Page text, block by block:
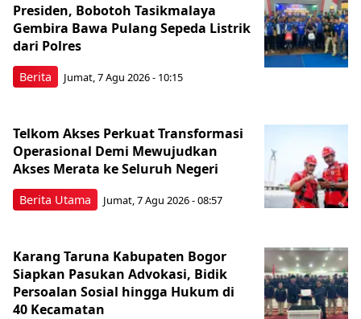
Berita
Presiden, Bobotoh Tasikmalaya
Gembira Bawa Pulang Sepeda Listrik
dari Polres
Jumat, 7 Agu 2026 - 10:15
Berita Utama
Telkom Akses Perkuat Transformasi
Operasional Demi Mewujudkan
Akses Merata ke Seluruh Negeri
Jumat, 7 Agu 2026 - 08:57
Karang Taruna Kabupaten Bogor
Siapkan Pasukan Advokasi, Bidik
Persoalan Sosial hingga Hukum di
40 Kecamatan